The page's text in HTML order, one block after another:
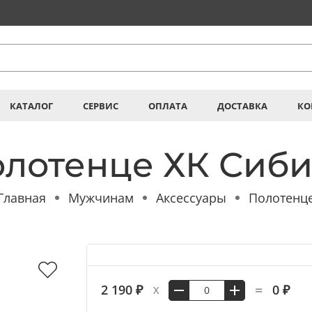
КАТАЛОГ СЕРВИС ОПЛАТА ДОСТАВКА
ХК
Мужчинам Аксессуары
2 190 ₽ X = 0 ₽